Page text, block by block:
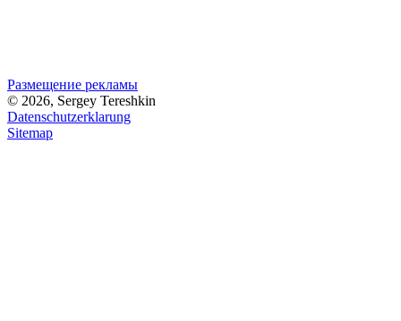
Размещение рекламы
© 2026, Sergey Tereshkin
Datenschutzerklarung
Sitemap